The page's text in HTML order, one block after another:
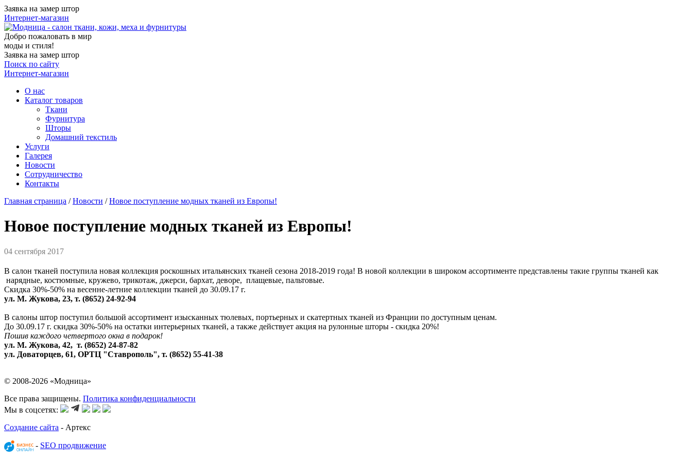
Заявка на замер штор
Интернет-магазин
Добро пожаловать в мир
моды и стиля!
Заявка на замер штор
Поиск по сайту
Интернет-магазин
О нас
Каталог товаров
Ткани
Фурнитура
Шторы
Домашний текстиль
Услуги
Галерея
Новости
Сотрудничество
Контакты
Главная страница /Новости /Новое поступление модных тканей из Европы!
Новое поступление модных тканей из Европы!
04 сентября 2017
В салон тканей поступила новая коллекция роскошных итальянских тканей сезона 2018-2019 года! В новой коллекции в широком ассортименте представлены такие группы тканей как
нарядные, костюмные, кружево, трикотаж, джерси, бархат, деворе, плащевые, пальтовые.
Скидка 30%-50% на весенне-летние коллекции тканей до 30.09.17 г.
ул. М. Жукова, 23, т. (8652) 24-92-94
В салоны штор поступил большой ассортимент изысканных тюлевых, портьерных и скатертных тканей из Франции по доступным ценам.
До 30.09.17 г. скидка 30%-50% на остатки интерьерных тканей, а также действует акция на рулонные шторы - скидка 20%!
Пошив каждого четвертого окна в подарок!
ул. М. Жукова, 42, т. (8652) 24-87-82
ул. Доваторцев, 61, ОРТЦ "Ставрополь", т. (8652) 55-41-38
© 2008-2026 «Модница»
Все права защищены. Политика конфиденциальности
Мы в соцсетях:
Создание сайта - Артекс
- SEO продвижение